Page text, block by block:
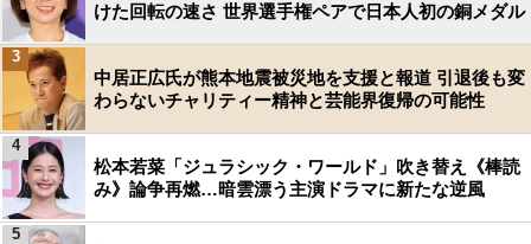
けた回転の速さ 世界選手権ペアで日本人初の銅メダル
中居正広氏が熊本地震被災地を支援と報道 引退後も変
わらないチャリティー精神と芸能界復帰の可能性
3
松本若菜「ジュラシック・ワールド」吹き替え《棒読
み》論争再燃…暗雲漂う主演ドラマに新たな逆風
4
5